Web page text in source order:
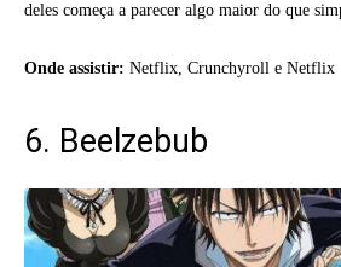
deles começa a parecer algo maior do que
Onde assistir: Netflix, Crunchyroll e Netflix
6. Beelzebub